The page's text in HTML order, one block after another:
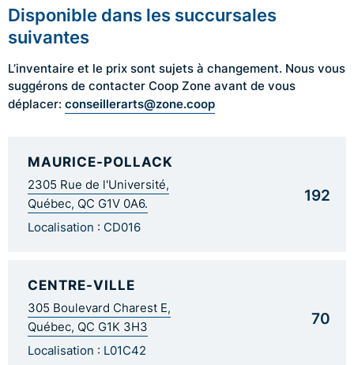
Disponible dans les succursales
suivantes
L’inventaire et le prix sont sujets à changement. Nous vous
suggérons de contacter Coop Zone avant de vous
déplacer: conseillerarts@zone.coop
MAURICE-POLLACK
2305 Rue de l'Université,
Québec, QC G1V 0A6.
Localisation : CD016
192
CENTRE-VILLE
305 Boulevard Charest E,
Québec, QC G1K 3H3
Localisation : L01C42
70